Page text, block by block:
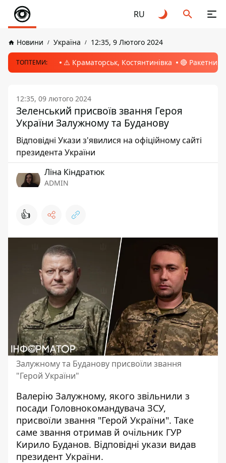
RU
Новини Україна 12:35, 9 Лютого 2024
ТОПТЕМИ: ⚠️ Краматорськ, Костянтинівка 🔴 Ракетний
12:35, 09 лютого 2024
Зеленський присвоїв звання Героя
України Залужному та Буданову
Відповідні Укази з'явилися на офіційному сайті
президента України
Ліна Кіндратюк
ADMIN
👍
Залужному та Буданову присвоїли звання
"Герой України"
Валерію Залужному, якого звільнили з
посади Головнокомандувача ЗСУ,
присвоїли звання "Герой України". Таке
саме звання отримав й очільник ГУР
Кирило Буданов. Відповідні укази видав
президент України.